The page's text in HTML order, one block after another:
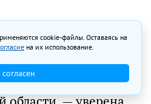
можно считать
И это
создавать
проживания
cookie-файлы. Оставаясь на
на их использование.